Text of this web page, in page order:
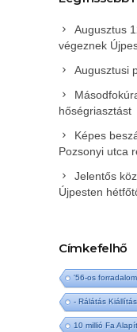
Augusztus
végeznek
Augusztusi
hőségriasztást
Képes
Pozsonyi utca
Jelentős
Újpesten
Címkefelhő
'56-os forradalom
- Rálátás
10 millió Fa